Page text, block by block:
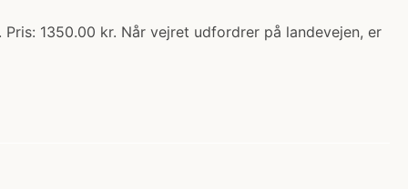
1350.00 kr. Når vejret udfordrer på landevejen, er